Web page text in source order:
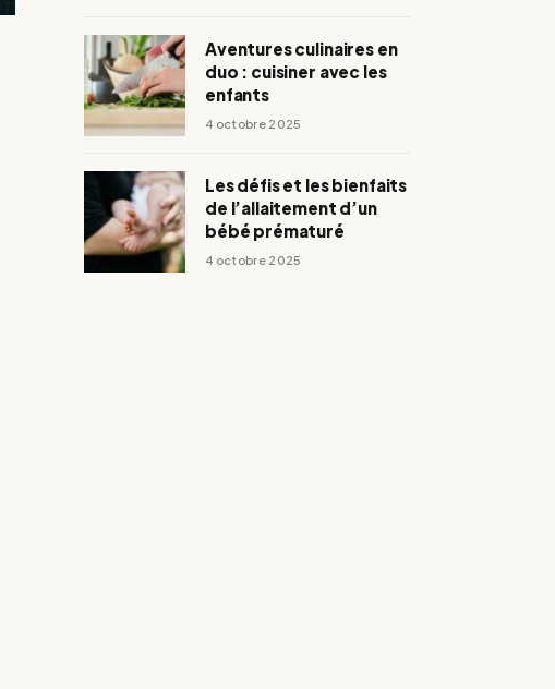
Aventures culinaires en
duo : cuisiner avec les
enfants
4 octobre 2025
Les défis et les bienfaits
de l’allaitement d’un
bébé prématuré
4 octobre 2025